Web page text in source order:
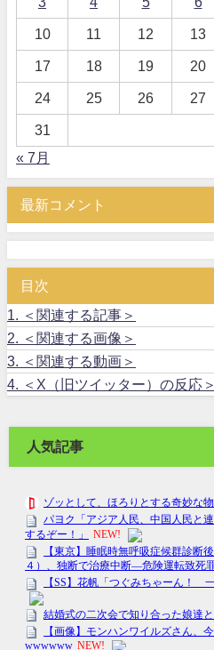
10 11 12 13
17 18 19 20
24 25 26 27
31
« 7月
最新コメント
目次
1.
＜関連する記事＞
2.
＜関連する画像＞
3.
＜関連する動画＞
4.
＜X（旧ツイッター）の反応＞
人気記事